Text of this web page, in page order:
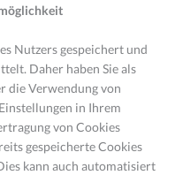
Nutzers gespeichert und
Daher haben Sie als
die Verwendung von
in Ihrem
von Cookies
gespeicherte Cookies
kann auch automatisiert